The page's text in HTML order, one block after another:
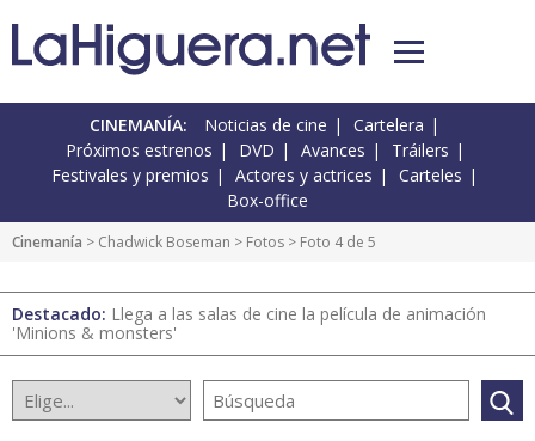
CINEMANÍA: Noticias de cine
Cartelera
Próximos estrenos
DVD Avances
Tráilers
Festivales y premios
Actores y actrices
Carteles
Box-office
Cinemanía > Chadwick Boseman > Fotos > Foto 4 de 5
Destacado: Llega a las salas de cine la película de animación
'Minions & monsters'